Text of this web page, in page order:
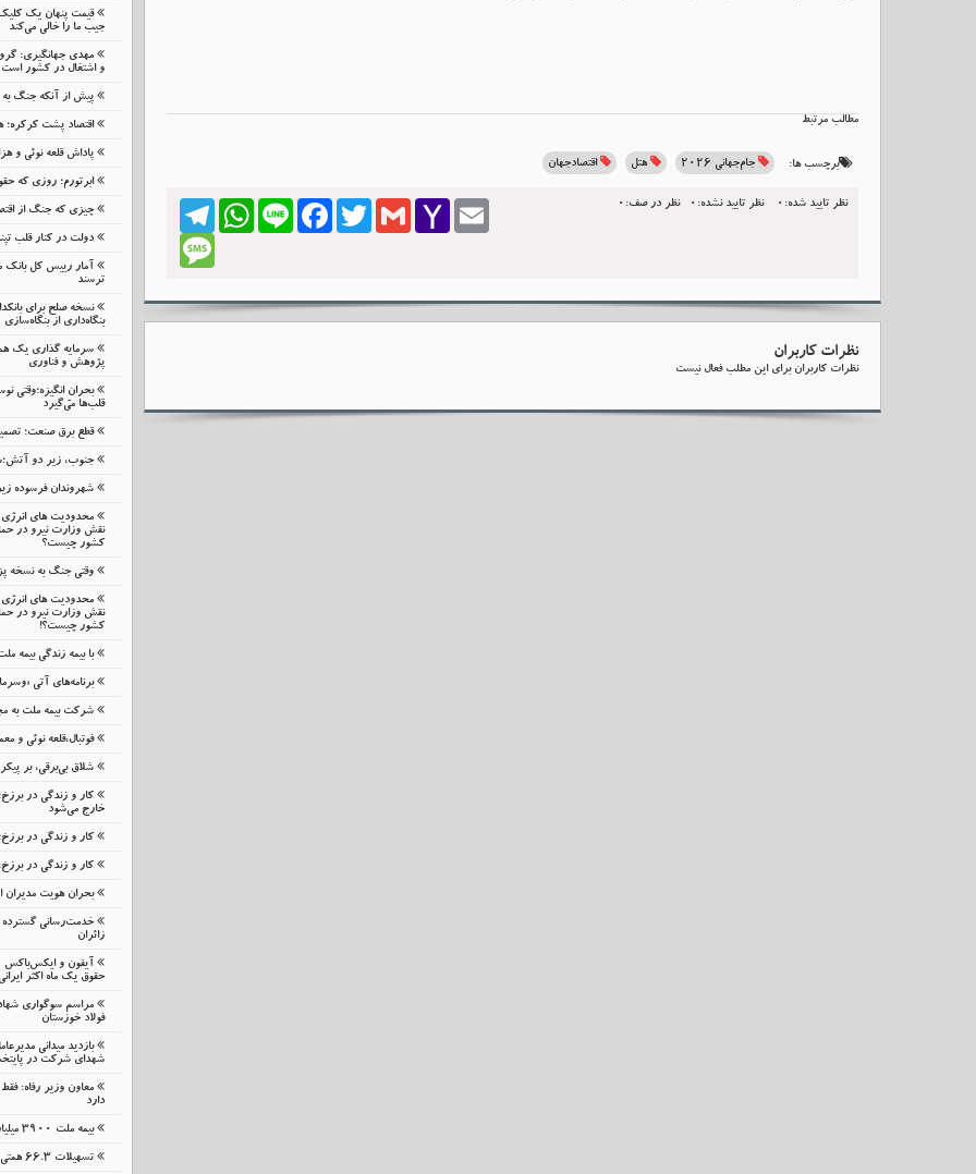
مطالب مرتبط
برچسب ها: جام‌جهانی 2026 هتل اقتصادجهان
نظر تایید شده:0 نظر تایید نشده:0 نظر در صف:0 TelegramWhatsApp LineFacebook Twitter Gmail
Yahoo
Email
Message
نظرات کاربران
نظرات کاربران برای این مطلب فعال نیست
قیمت پنهان یک کلیک
جیب ما را خالی می‌کند
مهدی جهانگیری:
و اشتغال در کشور است
پیش از آنکه جنگ به
اقتصاد پشت کرکره؛
پاداش قلعه نوئی و
ابرتورم؛ روزی که
چیزی که جنگ از
دولت در کنار قلب
آمار رییس کل بانک
ترسند
نسخه صلح برای
بنگاه‌داری از بنگاه‌سازی
سرمایه گذاری یک
پژوهش و فناوری
بحرانِ انگیزه؛وقتی
قلب‌ها می‌گیرد
قطع برق صنعت؛
جنوب، زیر دو
شهروندان فرسوده زیر
محدودیت های انرژی
نقش وزارت نیرو در
کشور چیست؟
وقتی جنگ به
محدودیت های انرژی
نقش وزارت نیرو در
کشور چیست؟!
با بیمه زندگی بیمه
برنامه‌های آتی
شرکت بیمه ملت به
فوتبال،قلعه نوئی و
شلاق‌ بی‌برقی، بر
کار و زندگی در
خارج می‌شود
کار و زندگی در
کار و زندگی در
بحران هویت
خدمت‌رسانی گسترده
زائران
حقوق یک ماه اکثر
مراسم سوگواری
فولاد خوزستان
بازدید میدانی
شهدای شرکت در
معاون وزیر رفاه:
دارد
بیمه ملت 3900 میلیارد تومان خسارت پرداخت کرد
تسهیلات 66.3 همتی بانک صادرات